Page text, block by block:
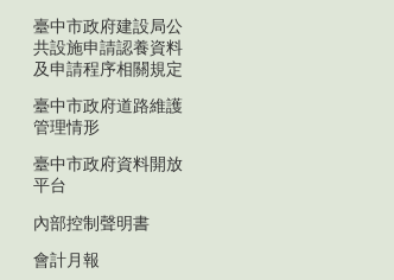
臺中市政府建設局公
共設施申請認養資料
及申請程序相關規定
臺中市政府道路維護
管理情形
臺中市政府資料開放
平台
內部控制聲明書
會計月報